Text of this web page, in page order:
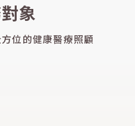
象
位的健康醫療照顧